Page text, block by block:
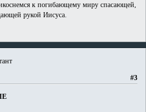
к погибающему миру спасающей,
рукой Иисуса.
#3